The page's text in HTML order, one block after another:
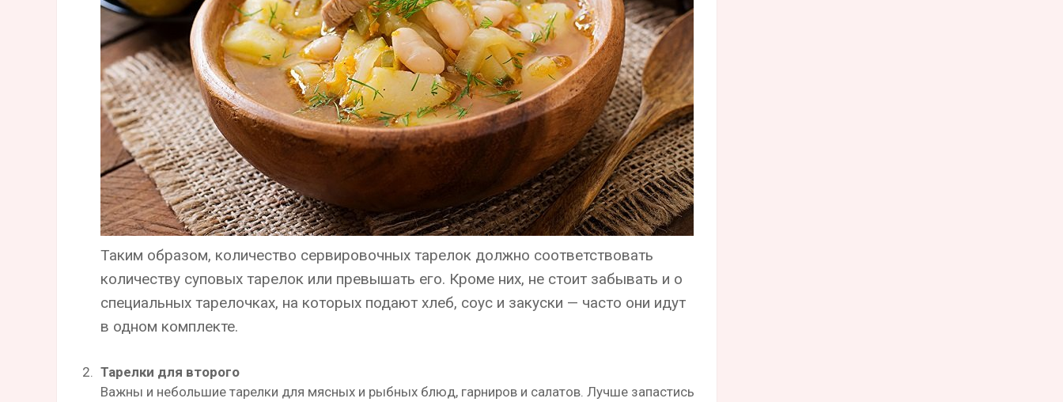
Таким образом, количество сервировочных тарелок должно соответствовать
количеству суповых тарелок или превышать его. Кроме них, не стоит забывать и о
специальных тарелочках, на которых подают хлеб, соус и закуски — часто они идут
в одном комплекте.
Тарелки для второго
Важны и небольшие тарелки для мясных и рыбных блюд, гарниров и салатов. Лучше запастись